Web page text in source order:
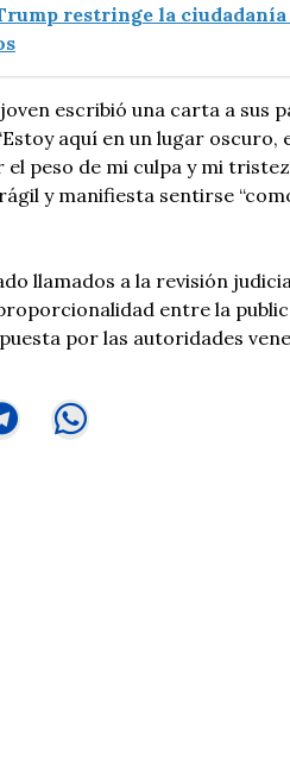
restringe la
escribió una carta a sus
aquí en un lugar
peso de mi culpa y mi
y manifiesta sentirse
llamados a la revisión
entre la
por las autoridades